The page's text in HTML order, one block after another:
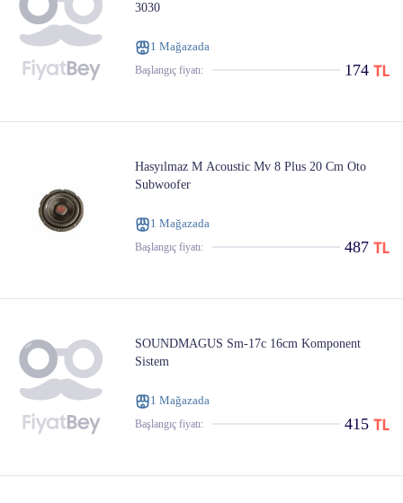
3030
1 Mağazada
Başlangıç ​​fiyatı: 174
Hasyılmaz M Acoustic Mv 8 Plus 20 Cm Oto
Subwoofer
1 Mağazada
Başlangıç ​​fiyatı: 487
SOUNDMAGUS Sm-17c 16cm Komponent
Sistem
1 Mağazada
Başlangıç ​​fiyatı: 415